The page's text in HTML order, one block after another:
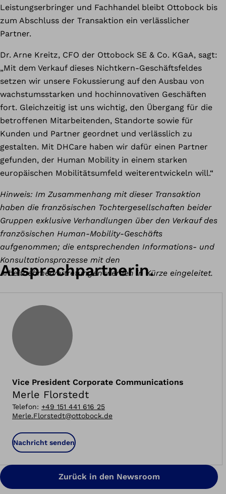
Leistungserbringer und Fachhandel bleibt Ottobock bis
zum Abschluss der Transaktion ein verlässlicher
Partner.
Dr. Arne Kreitz, CFO der Ottobock SE & Co. KGaA, sagt:
„Mit dem Verkauf dieses Nichtkern-Geschäftsfeldes
setzen wir unsere Fokussierung auf den Ausbau von
wachstumsstarken und hochinnovativen Geschäften
fort. Gleichzeitig ist uns wichtig, den Übergang für die
betroffenen Mitarbeitenden, Standorte sowie für
Kunden und Partner geordnet und verlässlich zu
gestalten. Mit DHCare haben wir dafür einen Partner
gefunden, der Human Mobility in einem starken
europäischen Mobilitätsumfeld weiterentwickeln will.“
Hinweis: Im Zusammenhang mit dieser Transaktion
haben die französischen Tochtergesellschaften beider
Gruppen exklusive Verhandlungen über den Verkauf des
französischen Human-Mobility-Geschäfts
aufgenommen; die entsprechenden Informations- und
Konsultationsprozesse mit den
Arbeitnehmervertretungen werden in Kürze eingeleitet.
Ansprechpartnerin.
Vice President Corporate Communications
Merle Florstedt
Telefon: +49 151 441 616 25
Merle.Florstedt@ottobock.de
Nachricht senden
Zurück in den Newsroom